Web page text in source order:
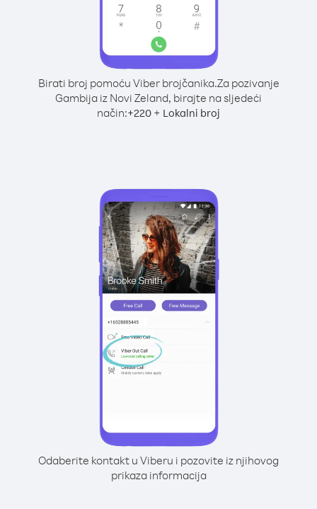
Birati broj pomoću Viber brojčanika.Za pozivanje
Gambija iz Novi Zeland, birajte na sljedeći
način:+220 + Lokalni broj
Odaberite kontakt u Viberu i pozovite iz njihovog
prikaza informacija